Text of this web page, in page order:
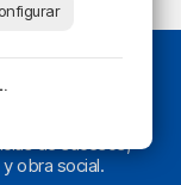
radio en Bilbao.
obra social.